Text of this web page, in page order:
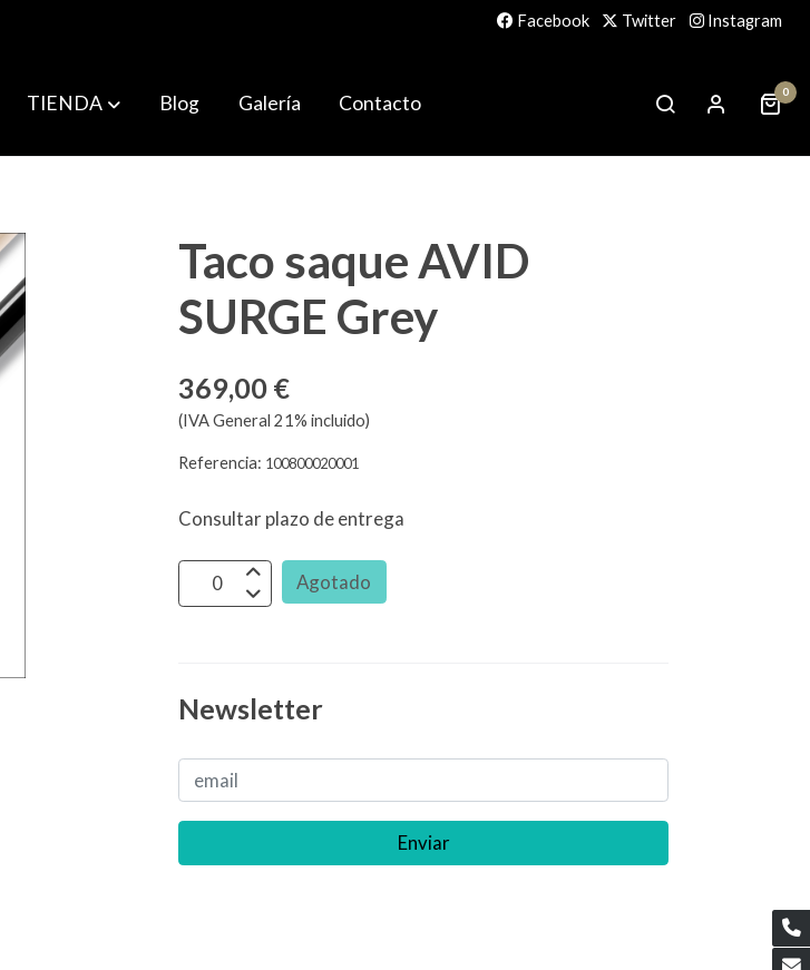
Facebook Twitter Instagram
TIENDA Blog Galería Contacto 0
Taco saque AVID
SURGE Grey
369,00 €
(IVA General 21% incluido)
Referencia: 100800020001
Consultar plazo de entrega
Agotado
Newsletter
Enviar